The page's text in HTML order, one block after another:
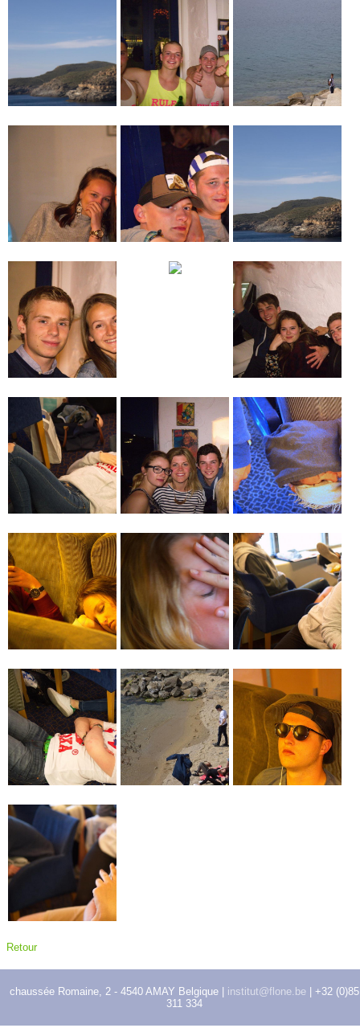
Retour
chaussée Romaine, 2 - 4540 AMAY Belgique | institut@flone.be| +32 (0)85
311 334